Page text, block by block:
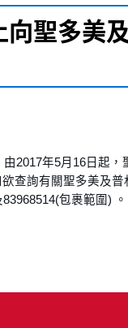
聖多美
2017年5月16日起
查詢有關聖多美及
包裹範圍) 。